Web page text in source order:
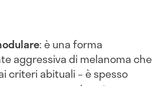
: è una forma
aggressiva di melanoma che
criteri abituali – è spesso